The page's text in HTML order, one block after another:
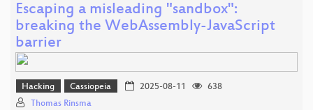
Escaping a misleading "sandbox":
breaking the WebAssembly-JavaScript
barrier
Hacking Cassiopeia 2025-08-11
638
Thomas Rinsma